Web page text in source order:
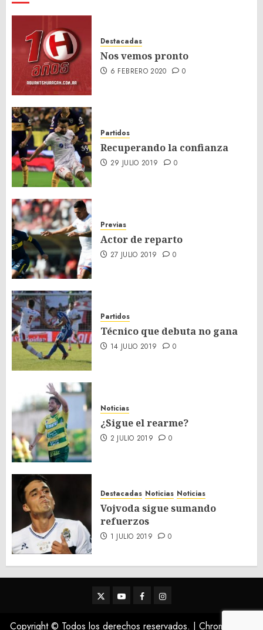
Destacadas
Nos vemos pronto
6 FEBRERO 2020 0
Partidos
Recuperando la confianza
29 JULIO 2019 0
Previas
Actor de reparto
27 JULIO 2019 0
Partidos
Técnico que debuta no gana
14 JULIO 2019 0
Noticias
¿Sigue el rearme?
2 JULIO 2019 0
Destacadas Noticias Noticias
Vojvoda sigue sumando
refuerzos
1 JULIO 2019 0
TwitterYoutubeFacebookInstagram
Copyright © Todos los derechos reservados. | ChromeNews